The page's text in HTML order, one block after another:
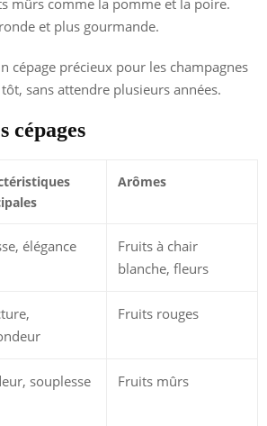
mûrs comme la pomme et la poire.
et plus gourmande.
cépage précieux pour les champagnes
sans attendre plusieurs années.
cépages
Arômes
élégance
Fruits à chair
blanche, fleurs
Fruits rouges
souplesse Fruits mûrs